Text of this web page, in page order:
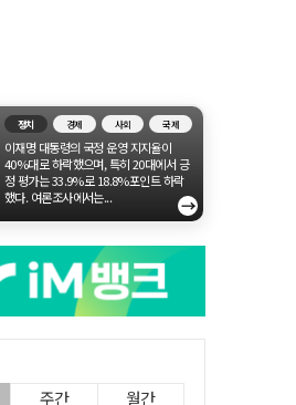
정치 경제 사회 국제
이재명 대통령의 국정 운영 지지율이
40%대로 하락했으며, 특히 20대에서 긍
정 평가는 33.9%로 18.8%포인트 하락
했다. 여론조사에서는...
→
주간 월간